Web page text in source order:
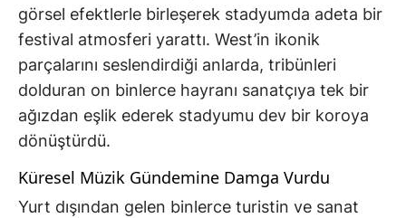
görsel efektlerle birleşerek stadyumda adeta bir
festival atmosferi yarattı. West’in ikonik
parçalarını seslendirdiği anlarda, tribünleri
dolduran on binlerce hayranı sanatçıya tek bir
ağızdan eşlik ederek stadyumu dev bir koroya
dönüştürdü.
Küresel Müzik Gündemine Damga Vurdu
Yurt dışından gelen binlerce turistin ve sanat